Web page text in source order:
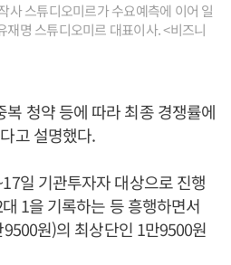
스튜디오미르가 수요예측에 이어 일
재명 스튜디오미르 대표이사. <비즈니
청약 등에 따라 최종 경쟁률에
고 설명했다.
일 기관투자자 대상으로 진행
1을 기록하는 등 흥행하면서
원)의 최상단인 1만9500원